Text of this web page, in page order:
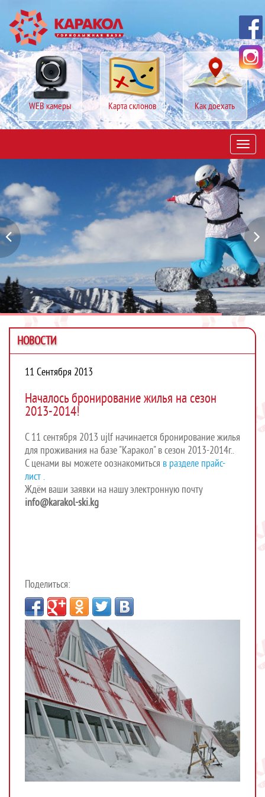
WEB камеры Карта склонов Как доехать
НОВОСТИ
11 Сентября 2013
Началось бронирование жилья на сезон
2013-2014!
С 11 сентября 2013 ujlf начинается бронирование жилья
для проживания на базе "Каракол" в сезон 2013-2014г..
С ценами вы можете оознакомиться в разделе прайс-
лист .
Ждём ваши заявки на нашу электронную почту
info@karakol-ski.kg
Поделиться: